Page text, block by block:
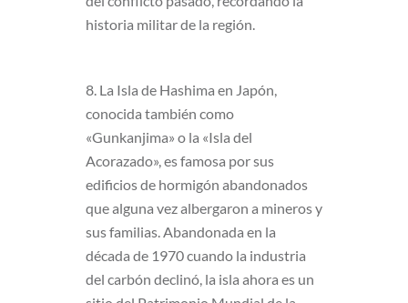
historia militar de la región.
8. La Isla de Hashima en Japón,
conocida también como
«Gunkanjima» o la «Isla del
Acorazado», es famosa por sus
edificios de hormigón abandonados
que alguna vez albergaron a mineros y
sus familias. Abandonada en la
década de 1970 cuando la industria
del carbón declinó, la isla ahora es un